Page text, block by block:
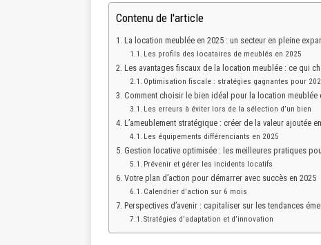
Contenu de l'article
La location meublée en 2025 : un secteur en pleine
Les profils des locataires de meublés en 2025
Les avantages fiscaux de la location meublée : ce qui
Optimisation fiscale : stratégies gagnantes pour
Comment choisir le bien idéal pour la location meublée
Les erreurs à éviter lors de la sélection d’un bien
L’ameublement stratégique : créer de la valeur ajoutée
Les équipements différenciants en 2025
Gestion locative optimisée : les meilleures pratiques
Prévenir et gérer les incidents locatifs
Votre plan d’action pour démarrer avec succès en 2025
Calendrier d’action sur 6 mois
Perspectives d’avenir : capitaliser sur les tendances
Stratégies d’adaptation et d’innovation